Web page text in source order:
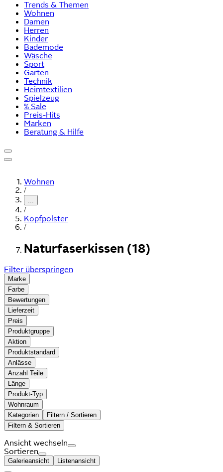
Trends & Themen
Wohnen
Damen
Herren
Kinder
Bademode
Wäsche
Sport
Garten
Technik
Heimtextilien
Spielzeug
% Sale
Preis-Hits
Marken
Beratung & Hilfe
Wohnen
/
...
/
Kopfpolster
/
Naturfaserkissen (18)
Filter überspringen
Marke
Farbe
Bewertungen
Lieferzeit
Preis
Produktgruppe
Aktion
Produktstandard
Anlässe
Anzahl Teile
Länge
Produkt-Typ
Wohnraum
Kategorien
Filtern / Sortieren
Filtern & Sortieren
Ansicht wechseln
Sortieren
Galerieansicht Listenansicht